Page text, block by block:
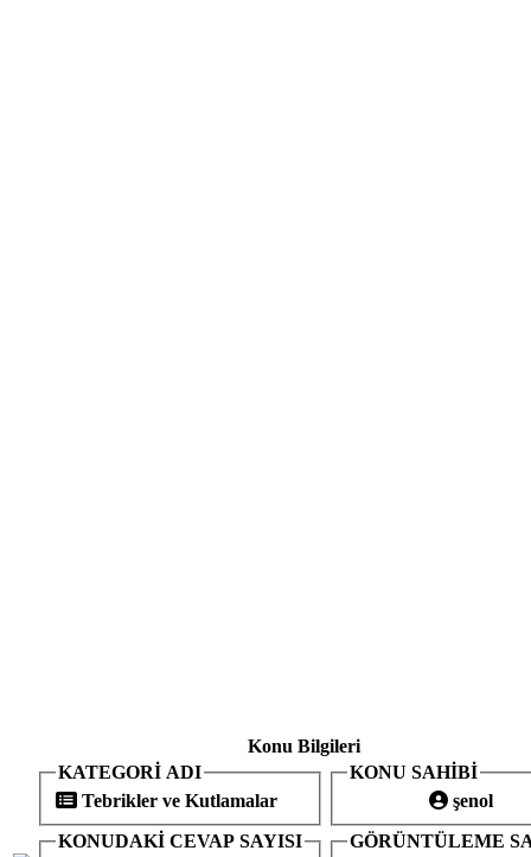
Konu Bilgileri
KATEGORİ ADI
Tebrikler ve Kutlamalar
KONU SAHİBİ
şenol
KONUDAKİ CEVAP SAYISI
GÖRÜNTÜLEME